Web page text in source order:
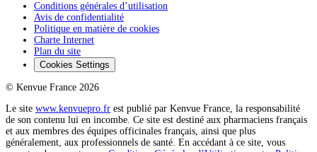
Conditions générales d’utilisation
Avis de confidentialité
Politique en matière de cookies
Charte Internet
Plan du site
Cookies Settings
© Kenvue France 2026
Le site www.kenvuepro.fr est publié par Kenvue France, la responsabilité
de son contenu lui en incombe. Ce site est destiné aux pharmaciens français
et aux membres des équipes officinales français, ainsi que plus
généralement, aux professionnels de santé. En accédant à ce site, vous